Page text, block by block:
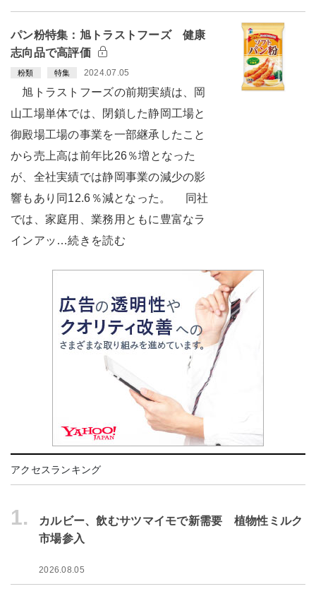
パン粉特集：旭トラストフーズ 健康
志向品で高評価
粉類 特集 2024.07.05
旭トラストフーズの前期実績は、岡
山工場単体では、閉鎖した静岡工場と
御殿場工場の事業を一部継承したこと
から売上高は前年比26％増となった
が、全社実績では静岡事業の減少の影
響もあり同12.6％減となった。 同社
では、家庭用、業務用ともに豊富なラ
インアッ…続きを読む
アクセスランキング
1.
カルビー、飲むサツマイモで新需要 植物性ミルク
市場参入
2026.08.05